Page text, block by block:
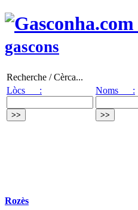
gascons
Recherche / Cèrca...
Lòcs :
Noms :
Rozès